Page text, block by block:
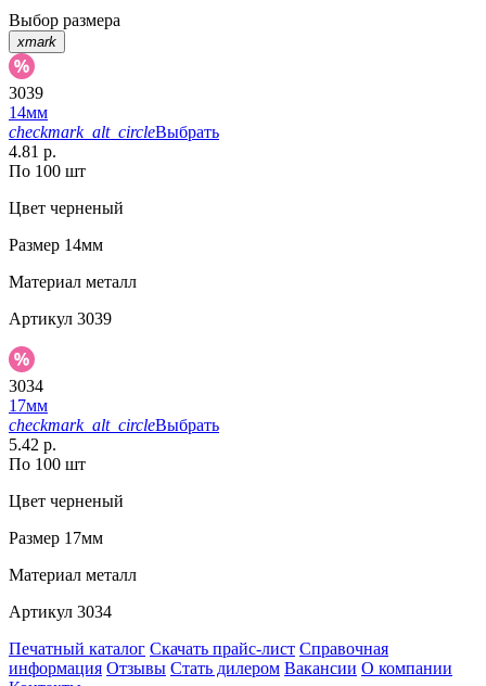
Выбор размера
xmark
3039
14мм
checkmark_alt_circleВыбрать
4.81 р.
По 100 шт
Цвет черненый
Размер 14мм
Материал металл
Артикул 3039
3034
17мм
checkmark_alt_circleВыбрать
5.42 р.
По 100 шт
Цвет черненый
Размер 17мм
Материал металл
Артикул 3034
Печатный каталог Скачать прайс-лист Справочная
информация Отзывы Стать дилером Вакансии О компании